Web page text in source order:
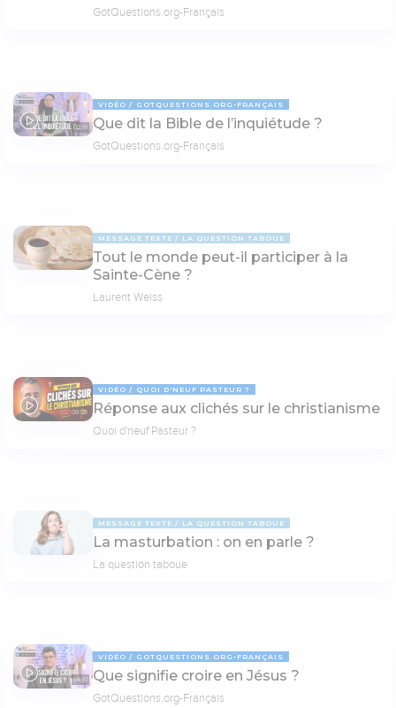
GotQuestions.org-Français
02:19
VIDÉO GOTQUESTIONS.ORG-FRANÇAIS
Que dit la Bible de l’inquiétude ?
GotQuestions.org-Français
MESSAGE TEXTE LA QUESTION TABOUE
Tout le monde peut-il participer à la
Sainte-Cène ?
Laurent Weiss
09:03
VIDÉO QUOI D'NEUF PASTEUR ?
Réponse aux clichés sur le christianisme
Quoi d'neuf Pasteur ?
MESSAGE TEXTE LA QUESTION TABOUE
La masturbation : on en parle ?
La question taboue
04:10
VIDÉO GOTQUESTIONS.ORG-FRANÇAIS
Que signifie croire en Jésus ?
GotQuestions.org-Français